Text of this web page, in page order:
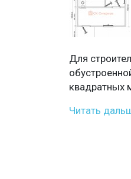
Для
квадратных
Читать